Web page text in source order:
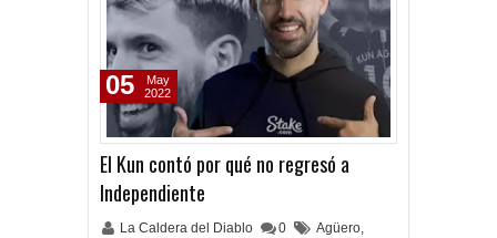
El Kun contó por qué no regresó a
Independiente
La Caldera del Diablo 0 Agüero,
05
May
2022